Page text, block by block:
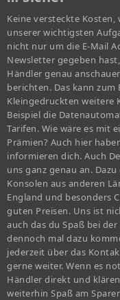
Keine versteckte
unserer wichtigsten
nicht nur um die E-Mail
Newsletter gegeben
Händler genau
berichten. Das kann
Kleingedruckten weitere
Beispiel die
Tarifen. Wie wäre es mit
Prämien? Auch hier
informieren dich. Auch
uns ganz genau an.
Konsolen aus anderen
England und besonders
guten Preisen. Uns ist
auch das du Spaß bei
dennoch mal dazu
jederzeit über das
gerne weiter. Wenn es
Händler direkt und
weiterhin Spaß am